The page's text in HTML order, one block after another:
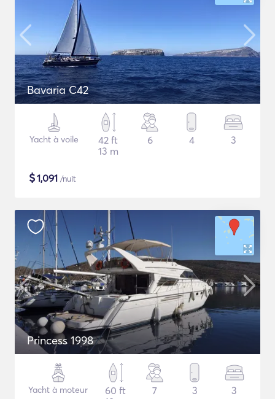
Bavaria C42
Yacht à voile
42 ft
13 m
6 4 3
$1,091 /nuit
Princess 1998
Yacht à moteur
60 ft
7 3 3